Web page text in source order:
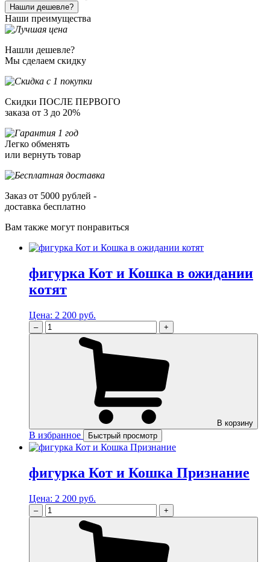
Нашли дешевле?
Наши преимущества
Нашли дешевле?
Мы сделаем скидку
Скидки ПОСЛЕ ПЕРВОГО
заказа от 3 до 20%
Легко обменять
или вернуть товар
Заказ от 5000 рублей -
доставка бесплатно
Вам также могут понравиться
фигурка Кот и Кошка в ожидании
котят
Цена: 2 200 руб.
– +
В корзину
В избранное Быстрый просмотр
фигурка Кот и Кошка Признание
Цена: 2 200 руб.
– +